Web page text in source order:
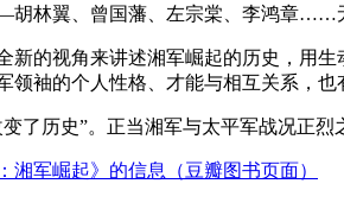
林翼、曾国藩、左宗棠、李鸿章……
新的视角来讲述湘军崛起的历史，用
领袖的个人性格、才能与相互关系，也
了历史”。正当湘军与太平军战况正
湘军崛起》的信息（豆瓣图书页面）